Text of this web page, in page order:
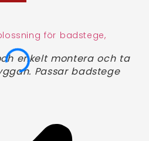
enkelt montera och ta
Passar badstege